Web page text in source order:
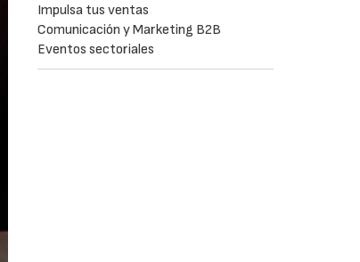
Impulsa tus ventas
Comunicación y Marketing B2B
Eventos sectoriales